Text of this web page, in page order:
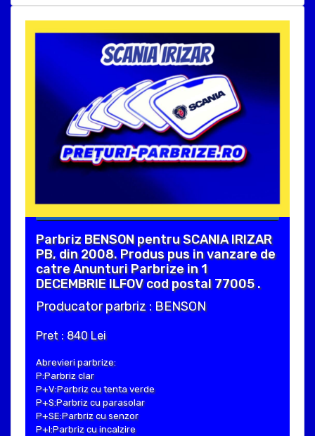
Parbriz BENSON pentru SCANIA IRIZAR
PB, din 2008. Produs pus in vanzare de
catre Anunturi Parbrize in 1
DECEMBRIE ILFOV cod postal 77005 .
Producator parbriz : BENSON
Pret : 840 Lei
Abrevieri parbrize:
P:Parbriz clar
P+V:Parbriz cu tenta verde
P+S:Parbriz cu parasolar
P+SE:Parbriz cu senzor
P+I:Parbriz cu incalzire